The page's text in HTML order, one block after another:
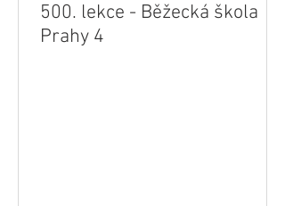
500. lekce - Běžecká škola
Prahy 4